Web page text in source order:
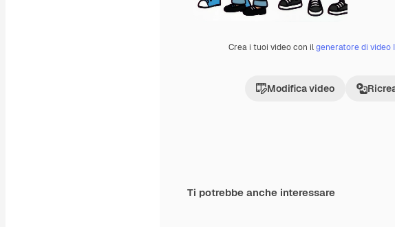
Crea i tuoi video con ilgeneratore di video
Modifica video
Ti potrebbe anche interessare